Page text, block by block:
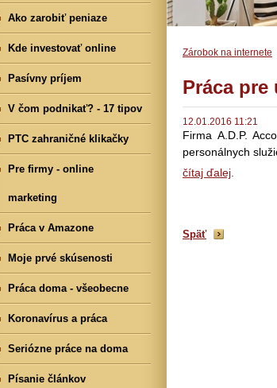
Zárobok na internete
Práca
12.01.2016 11:21
Firma A.D.P.
personálnych
čítaj ďalej
Späť
Ako zarobiť peniaze
Kde investovať online
Pasívny príjem
V čom podnikať? - 17 tipov
PTC zahraničné klikačky
Pre firmy - online
marketing
Práca v Amazone
Moje prvé skúsenosti
Práca doma - všeobecne
Koronavírus a práca
Seriózne práce na doma
Písanie článkov